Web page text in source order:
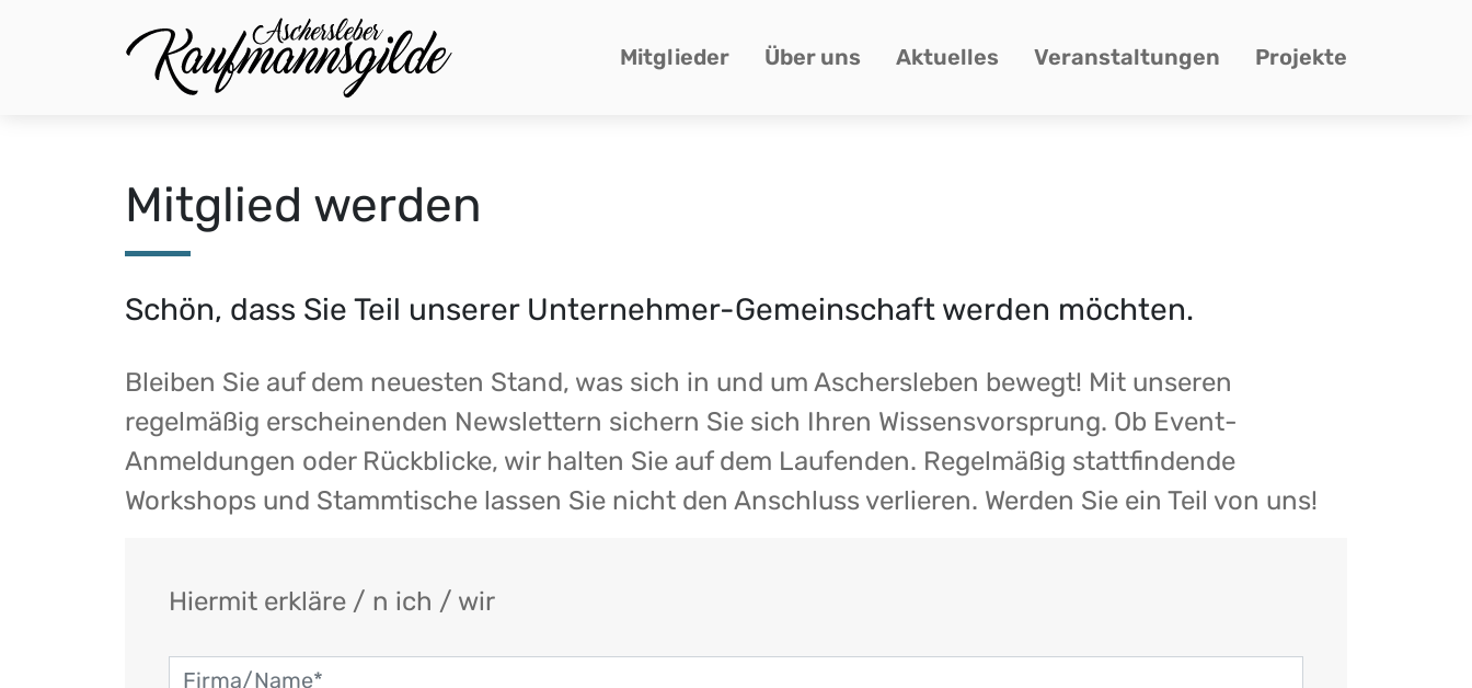
Mitglieder Über uns Aktuelles Veranstaltungen Projekte
Mitglied werden
Schön, dass Sie Teil unserer Unternehmer-Gemeinschaft werden möchten.
Bleiben Sie auf dem neuesten Stand, was sich in und um Aschersleben bewegt! Mit unseren
regelmäßig erscheinenden Newslettern sichern Sie sich Ihren Wissensvorsprung. Ob Event-
Anmeldungen oder Rückblicke, wir halten Sie auf dem Laufenden. Regelmäßig stattfindende
Workshops und Stammtische lassen Sie nicht den Anschluss verlieren. Werden Sie ein Teil von uns!
Hiermit erkläre / n ich / wir